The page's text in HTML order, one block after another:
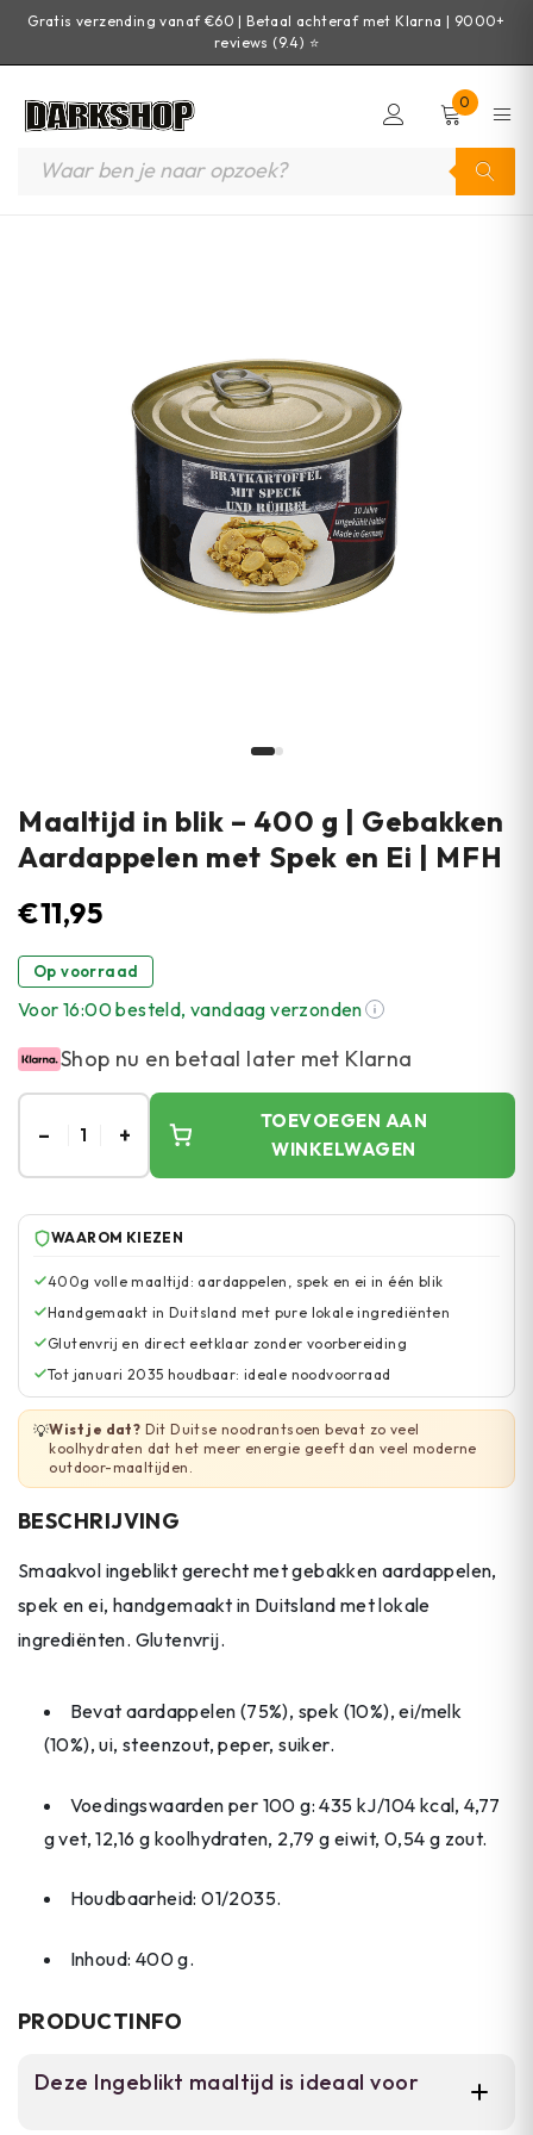
Gratis verzending vanaf €60 | Betaal achteraf met Klarna | 9000+
reviews (9.4) ⭐
0
Maaltijd in blik – 400 g | Gebakken
Aardappelen met Spek en Ei | MFH
€11,95
Op voorraad
Voor 16:00 besteld, vandaag verzonden
Shop nu en betaal later met Klarna
– 1 +
TOEVOEGEN AAN
WINKELWAGEN
WAAROM KIEZEN
400g volle maaltijd: aardappelen, spek en ei in één blik
Handgemaakt in Duitsland met pure lokale ingrediënten
Glutenvrij en direct eetklaar zonder voorbereiding
Tot januari 2035 houdbaar: ideale noodvoorraad
💡Wist je dat? Dit Duitse noodrantsoen bevat zo veel
koolhydraten dat het meer energie geeft dan veel moderne
outdoor-maaltijden.
BESCHRIJVING
Smaakvol ingeblikt gerecht met gebakken aardappelen,
spek en ei, handgemaakt in Duitsland met lokale
ingrediënten. Glutenvrij.
Bevat aardappelen (75%), spek (10%), ei/melk
(10%), ui, steenzout, peper, suiker.
Voedingswaarden per 100 g: 435 kJ/104 kcal, 4,77
g vet, 12,16 g koolhydraten, 2,79 g eiwit, 0,54 g zout.
Houdbaarheid: 01/2035.
Inhoud: 400 g.
PRODUCTINFO
Deze Ingeblikt maaltijd is ideaal voor